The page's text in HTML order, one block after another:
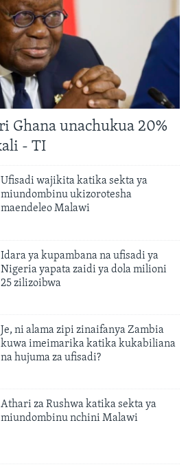
Ghana unachukua 20%
- TI
Ufisadi wajikita katika sekta ya
miundombinu ukizorotesha
maendeleo Malawi
Idara ya kupambana na ufisadi ya
Nigeria yapata zaidi ya dola milioni
25 zilizoibwa
Je, ni alama zipi zinaifanya Zambia
kuwa imeimarika katika kukabiliana
na hujuma za ufisadi?
Athari za Rushwa katika sekta ya
miundombinu nchini Malawi